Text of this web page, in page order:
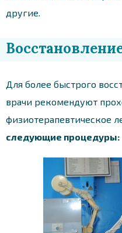
другие.
Для более быстрого
врачи рекомендуют
физиотерапевтическое
следующие процедуры: